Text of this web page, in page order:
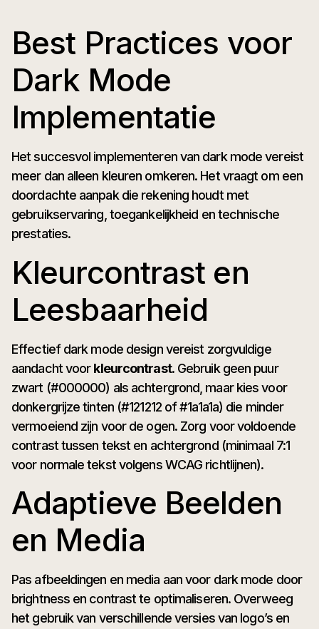
Best Practices voor
Dark Mode
Implementatie
Het succesvol implementeren van dark mode vereist
meer dan alleen kleuren omkeren. Het vraagt om een
doordachte aanpak die rekening houdt met
gebruikservaring, toegankelijkheid en technische
prestaties.
Kleurcontrast en
Leesbaarheid
Effectief dark mode design vereist zorgvuldige
aandacht voorkleurcontrast. Gebruik geen puur
zwart (#000000) als achtergrond, maar kies voor
donkergrijze tinten (#121212 of #1a1a1a) die minder
vermoeiend zijn voor de ogen. Zorg voor voldoende
contrast tussen tekst en achtergrond (minimaal 7:1
voor normale tekst volgens WCAG richtlijnen).
Adaptieve Beelden
en Media
Pas afbeeldingen en media aan voor dark mode door
brightness en contrast te optimaliseren. Overweeg
het gebruik van verschillende versies van logo’s en